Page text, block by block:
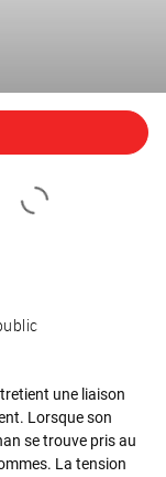
une liaison
Lorsque son
se trouve pris au
La tension